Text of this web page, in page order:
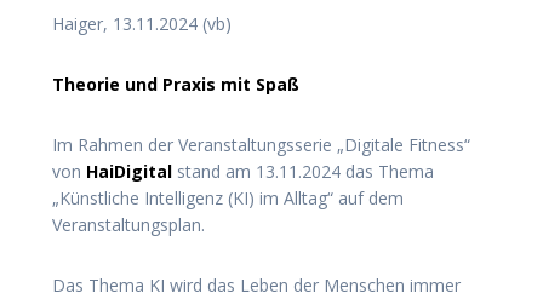
Haiger, 13.11.2024 (vb)
Theorie und Praxis mit Spaß
Im Rahmen der Veranstaltungsserie „Digitale Fitness“
von HaiDigital stand am 13.11.2024 das Thema
„Künstliche Intelligenz (KI) im Alltag“ auf dem
Veranstaltungsplan.
Das Thema KI wird das Leben der Menschen immer